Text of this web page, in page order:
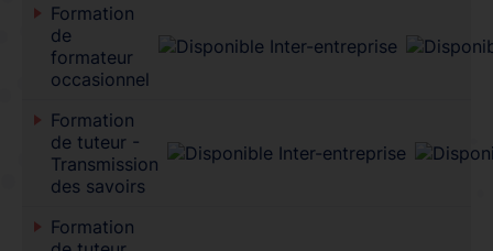
Formation
de
formateur
occasionnel
Formation
de tuteur -
Transmission
des savoirs
Formation